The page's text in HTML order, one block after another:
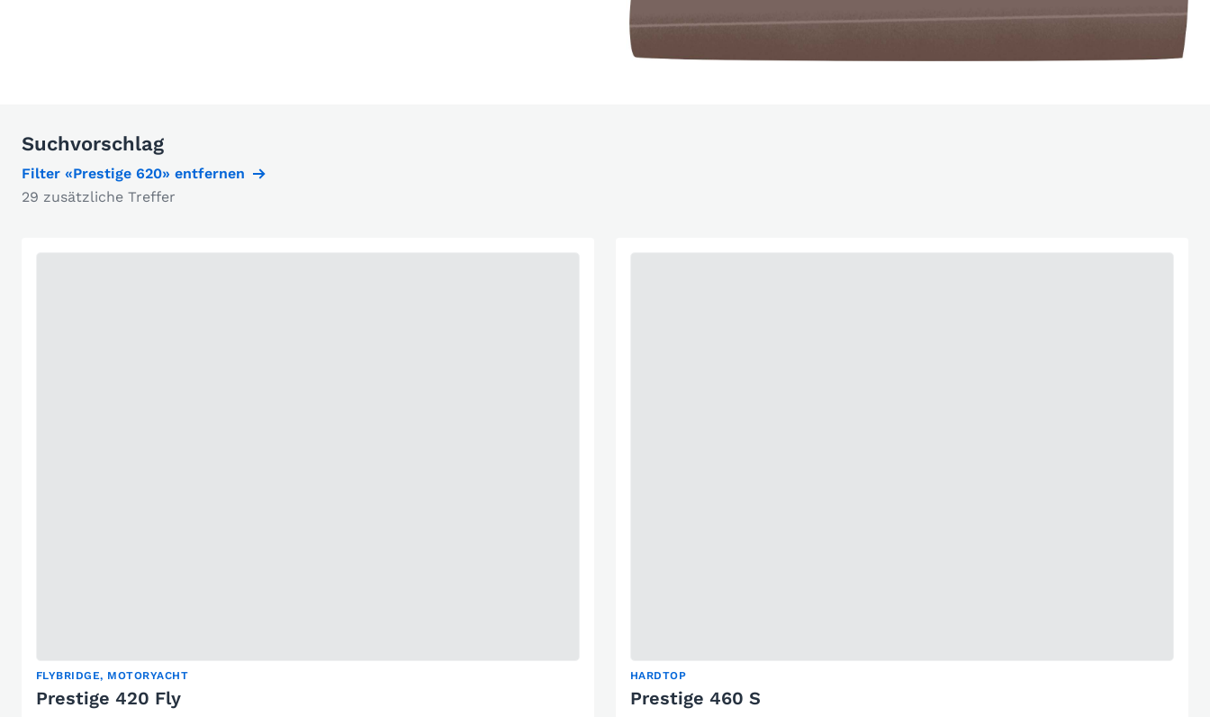
Suchvorschlag
Filter «Prestige 620» entfernen
29 zusätzliche Treffer
FLYBRIDGE, MOTORYACHT
Prestige 420 Fly
HARDTOP
Prestige 460 S